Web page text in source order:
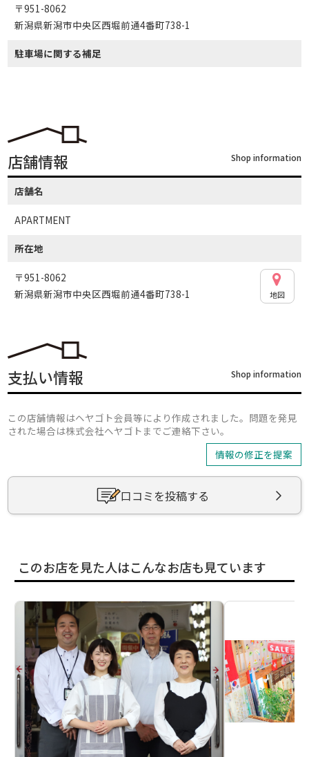
〒951-8062
新潟県新潟市中央区西堀前通4番町738-1
駐車場に関する補足
店舗情報 Shop information
店舗名
APARTMENT
所在地
〒951-8062
新潟県新潟市中央区西堀前通4番町738-1
地図
支払い情報 Shop information
この店舗情報はヘヤゴト会員等により作成されました。問題を発見
された場合は株式会社ヘヤゴトまでご連絡下さい。
情報の修正を提案
口コミを投稿する
このお店を見た人はこんなお店も見ています